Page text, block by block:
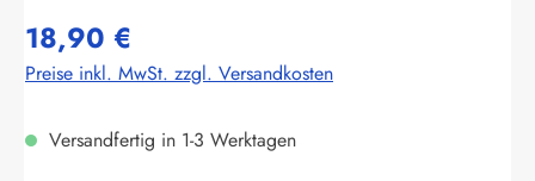
18,90 €
Preise inkl. MwSt. zzgl. Versandkosten
Versandfertig in 1-3 Werktagen